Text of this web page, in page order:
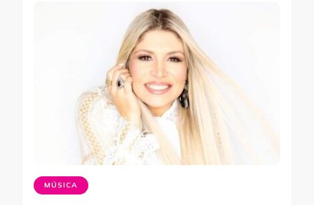
MÚSICA